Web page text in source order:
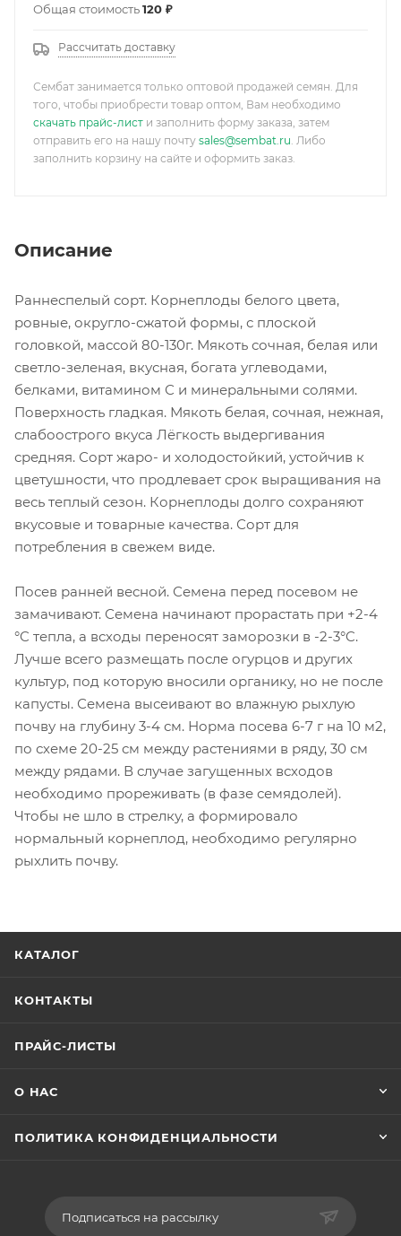
Общая стоимость120 ₽
Рассчитать доставку
Сембат занимается только оптовой продажей семян. Для
того, чтобы приобрести товар оптом, Вам необходимо
скачать прайс-лист и заполнить форму заказа, затем
отправить его на нашу почту sales@sembat.ru. Либо
заполнить корзину на сайте и оформить заказ.
Описание
Раннеспелый сорт. Корнеплоды белого цвета,
ровные, округло-сжатой формы, с плоской
головкой, массой 80-130г. Мякоть сочная, белая или
светло-зеленая, вкусная, богата углеводами,
белками, витамином С и минеральными солями.
Поверхность гладкая. Мякоть белая, сочная, нежная,
слабоострого вкуса Лёгкость выдергивания
средняя. Сорт жаро- и холодостойкий, устойчив к
цветушности, что продлевает срок выращивания на
весь теплый сезон. Корнеплоды долго сохраняют
вкусовые и товарные качества. Сорт для
потребления в свежем виде.
Посев ранней весной. Семена перед посевом не
замачивают. Семена начинают прорастать при +2-4
°C тепла, а всходы переносят заморозки в -2-3°C.
Лучше всего размещать после огурцов и других
культур, под которую вносили органику, но не после
капусты. Семена высеивают во влажную рыхлую
почву на глубину 3-4 см. Норма посева 6-7 г на 10 м2,
по схеме 20-25 см между растениями в ряду, 30 см
между рядами. В случае загущенных всходов
необходимо прореживать (в фазе семядолей).
Чтобы не шло в стрелку, а формировало
нормальный корнеплод, необходимо регулярно
рыхлить почву.
КАТАЛОГ
КОНТАКТЫ
ПРАЙС-ЛИСТЫ
О НАС
ПОЛИТИКА КОНФИДЕНЦИАЛЬНОСТИ
Подписаться на рассылку